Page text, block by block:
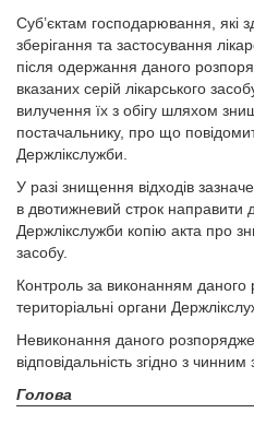
Суб’єктам господарювання, які
зберігання та застосування
після одержання даного
вказаних серій лікарського
вилучення їх з обігу шляхом
постачальнику, про що
Держлікслужби.
У разі знищення відходів
в двотижневий строк направити
Держлікслужби копію акта про
засобу.
Контроль за виконанням
територіальні органи
Невиконання даного
відповідальність згідно з
Голова